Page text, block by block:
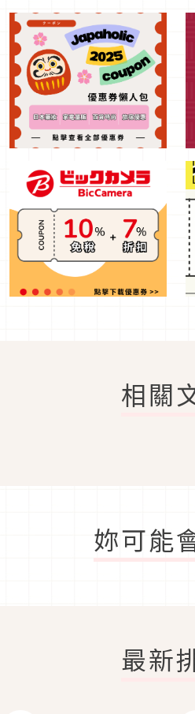
相關
妳可能
最新